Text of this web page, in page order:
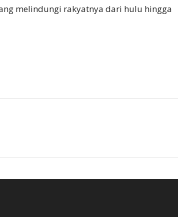
melindungi rakyatnya dari hulu hingga